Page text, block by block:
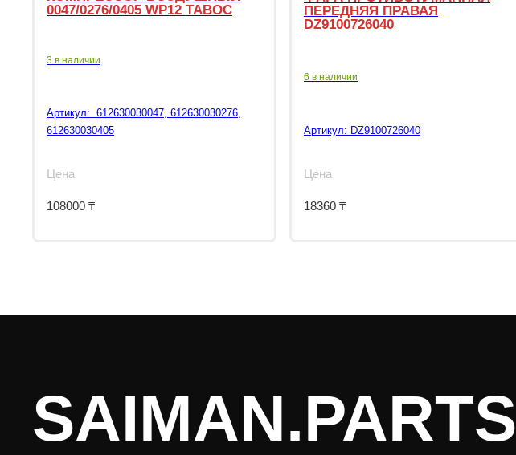
0047/0276/0405 WP12 TABOC
3 в наличии
Артикул: 612630030047, 612630030276,
612630030405
Цена
108000 ₸
ПЕРЕДНЯЯ ПРАВАЯ
DZ9100726040
6 в наличии
Артикул: DZ9100726040
Цена
18360 ₸
SAIMAN.PARTS